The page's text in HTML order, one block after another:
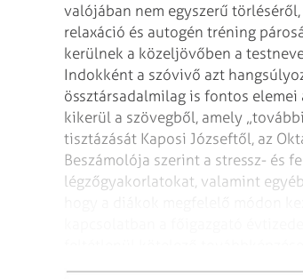
valójában nem egyszerű
relaxáció és autogén tréning
kerülnek a közeljövőben a
Indokként a szóvivő azt
össztársadalmilag is fontos
kikerül a szövegből, amely
tisztázását Kaposi Józseftől, az
Beszámolója szerint a stressz- és
légzőgyakorlatokat, valamint
autogén tréning), immár nem